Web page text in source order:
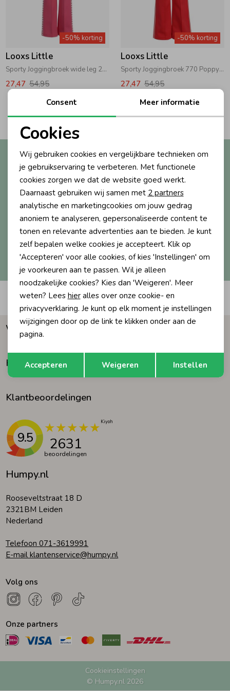
Zwemkleding
Vesten
Overhemden
Colberts & Gilets
Boxpakjes
Rompers
Ondergoed
Regenkleding &-laarzen
Zomeraccessoires
Kledingaccessoires
Zwemkleding
Vesten
Overhemden
Jurken
Rokken & Skorts
Jumpsuits
Blouses
Blazers & Gilets
Leggings
Boxpakjes
Ondergoed
Regenkleding &-laarzen
Kledingaccessoires
Beenmode
Winteraccessoires
Cadeaubonnen
Kledingaccessoires
Babyaccessoires
Verzorgingsproducten
Beenmode
Winteraccessoires
Winterjassen
Zwemvesten & Zwembandjes
Winterjassen
-50% korting
Looxs Little
Sporty Joggingbroek wide leg 233 Bubblegum
27,47 54,95
-50% korting
Looxs Little
Sporty Joggingbroek 770 Poppy Red
27,47 54,95
Altijd als eerste op de hoogte?
Ontvang nieuwe collecties, exclusieve acties én direct
10% korting* op je eerste bestelling.
Aanmelden
Hoe we met je data omgaan? Bekijk dit in onze
privacyverklaring.
Automatisch sparen voor korting
Humpy.nl
Rooseveltstraat 18 D
2321BM Leiden
Nederland
Telefoon 071-3619991
E-mail klantenservice@humpy.nl
Waarom Humpy?
Klantenservice
Klantbeoordelingen
9.5 2631
beoordelingen
Volg ons
Onze partners
Cookieinstellingen
© Humpy.nl 2026
Noodzakelijke cookies
Personalisatie cookies
Analytische cookies
Marketing cookies
Terug Opslaan
Consent Meer informatie
Cookies
Wij gebruiken cookies en vergelijkbare technieken om
je gebruikservaring te verbeteren. Met functionele
cookies zorgen we dat de website goed werkt.
Daarnaast gebruiken wij samen met 2 partners
analytische en marketingcookies om jouw gedrag
anoniem te analyseren, gepersonaliseerde content te
tonen en relevante advertenties aan te bieden. Je kunt
zelf bepalen welke cookies je accepteert. Klik op
'Accepteren' voor alle cookies, of kies 'Instellingen' om
je voorkeuren aan te passen. Wil je alleen
noodzakelijke cookies? Kies dan 'Weigeren'. Meer
weten? Lees hieralles over onze cookie- en
privacyverklaring. Je kunt op elk moment je instellingen
wijzigingen door op de link te klikken onder aan de
pagina.
Accepteren Weigeren Instellen